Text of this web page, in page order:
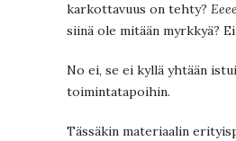
karkottavuus on tehty?
siinä ole mitään myrkkyä?
No ei, se ei kyllä yhtään
toimintatapoihin.
Tässäkin materiaalin